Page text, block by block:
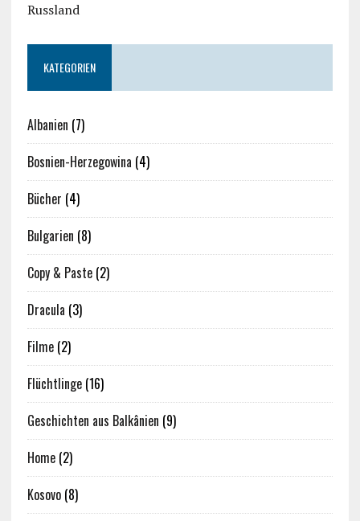
Russland
KATEGORIEN
Albanien (7)
Bosnien-Herzegowina (4)
Bücher (4)
Bulgarien (8)
Copy & Paste(2)
Dracula (3)
Filme(2)
Flüchtlinge(16)
Geschichten aus Balkânien (9)
Home(2)
Kosovo(8)